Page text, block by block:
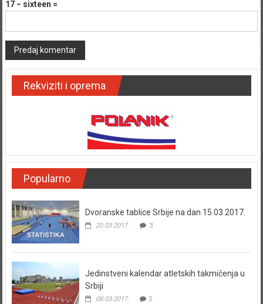
17 − sixteen =
Rekviziti i oprema
Popularno
Dvoranske tablice Srbije na dan 15.03.2017.
20.03.2017. 3
Jedinstveni kalendar atletskih takmičenja u
Srbiji
08.03.2017. 2